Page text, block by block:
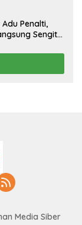
Penalti,
Sengit
Media Siber